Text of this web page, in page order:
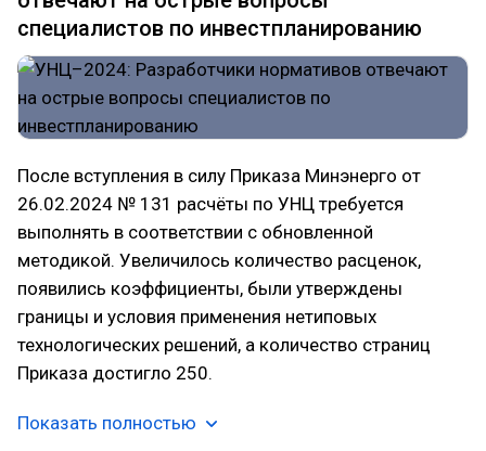
специалистов по инвестпланированию
После вступления в силу Приказа Минэнерго от
26.02.2024 № 131 расчёты по УНЦ требуется
выполнять в соответствии с обновленной
методикой. Увеличилось количество расценок,
появились коэффициенты, были утверждены
границы и условия применения нетиповых
технологических решений, а количество страниц
Приказа достигло 250.
Показать полностью